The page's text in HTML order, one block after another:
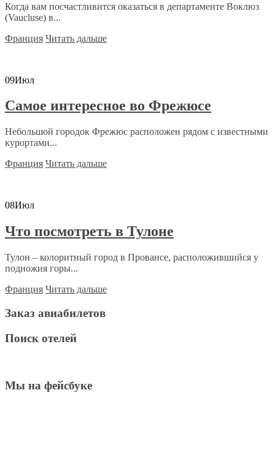
Когда вам посчастливится оказаться в департаменте Воклюз
(Vaucluse) в...
Франция Читать дальше
09Июл
Самое интересное во Фрежюсе
Небольшой городок Фрежюс расположен рядом с известными
курортами...
Франция Читать дальше
08Июл
Что посмотреть в Тулоне
Тулон – колоритный город в Провансе, расположившийся у
подножия горы...
Франция Читать дальше
Заказ авиабилетов
Поиск отелей
Мы на фейсбуке